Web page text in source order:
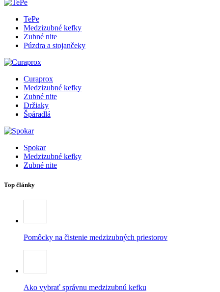
TePe
Medzizubné kefky
Zubné nite
Púzdra a stojančeky
Curaprox
Medzizubné kefky
Zubné nite
Držiaky
Špáradlá
Spokar
Medzizubné kefky
Zubné nite
Top články
Pomôcky na čistenie medzizubných priestorov
Ako vybrať správnu medzizubnú kefku